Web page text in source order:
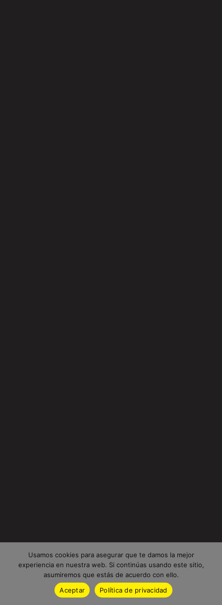
Usamos cookies para asegurar que te damos la mejor
experiencia en nuestra web. Si continúas usando este sitio,
asumiremos que estás de acuerdo con ello.
Aceptar
Política de privacidad